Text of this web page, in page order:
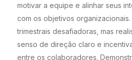
motivar a equipe e alinhar seus
com os objetivos
trimestrais desafiadoras, mas
senso de direção claro e
entre os colaboradores.